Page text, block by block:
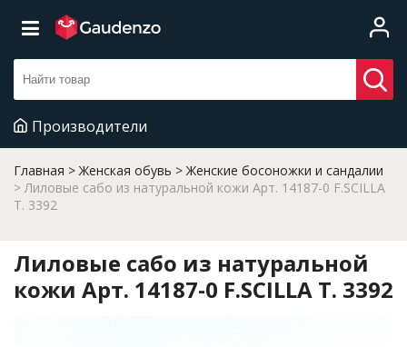
Производители
Главная Женская обувь
Женские босоножки и сандалии
Лиловые сабо из натуральной кожи Арт. 14187-0 F.SCILLA
T. 3392
Лиловые сабо из натуральной
кожи Арт. 14187-0 F.SCILLA T. 3392